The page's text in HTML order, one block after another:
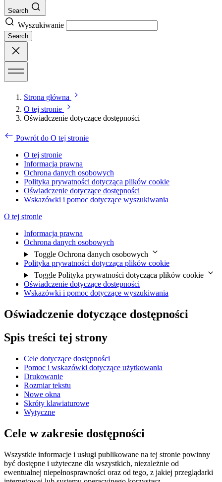
Search
Wyszukiwanie
Search
Strona główna
O tej stronie
Oświadczenie dotyczące dostępności
Powrót do O tej stronie
O tej stronie
Informacja prawna
Ochrona danych osobowych
Polityka prywatności dotycząca plików cookie
Oświadczenie dotyczące dostępności
Wskazówki i pomoc dotyczące wyszukiwania
O tej stronie
Informacja prawna
Ochrona danych osobowych
Toggle Ochrona danych osobowych
Polityka prywatności dotycząca plików cookie
Toggle Polityka prywatności dotycząca plików cookie
Oświadczenie dotyczące dostępności
Wskazówki i pomoc dotyczące wyszukiwania
Oświadczenie dotyczące dostępności
Spis treści tej strony
Cele dotyczące dostępności
Pomoc i wskazówki dotyczące użytkowania
Drukowanie
Rozmiar tekstu
Nowe okna
Skróty klawiaturowe
Wytyczne
Cele w zakresie dostępności
Wszystkie informacje i usługi publikowane na tej stronie powinny
być dostępne i użyteczne dla wszystkich, niezależnie od
ewentualnej niepełnosprawności oraz od tego, z jakiej przeglądarki